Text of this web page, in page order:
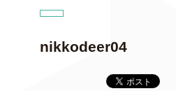
nikkodeer04